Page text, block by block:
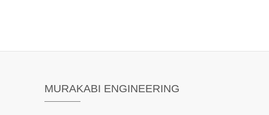
MURAKABI ENGINEERING